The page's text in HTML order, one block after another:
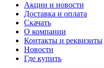
Акции и новости
Доставка и оплата
Скачать
О компании
Контакты и реквизиты
Новости
Где купить